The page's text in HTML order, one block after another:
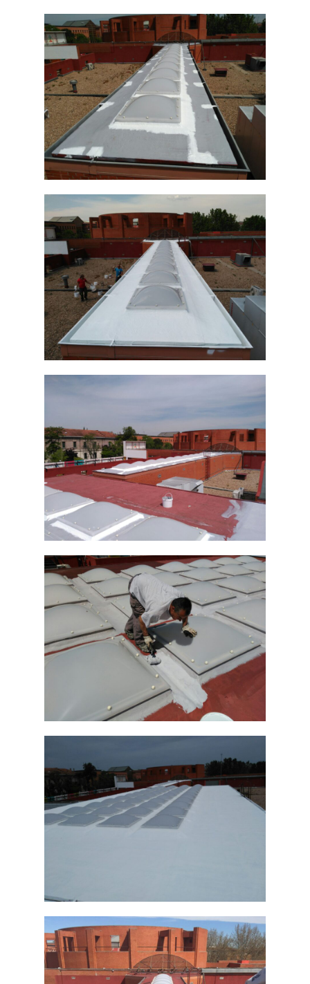
Odkryj COOL-R
Realizacje